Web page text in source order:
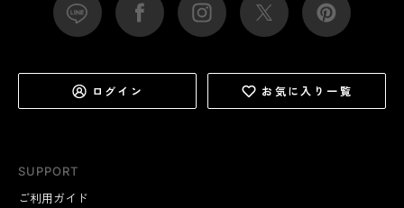
SUPPORT
ご利用ガイド
ログイン お気に入り一覧